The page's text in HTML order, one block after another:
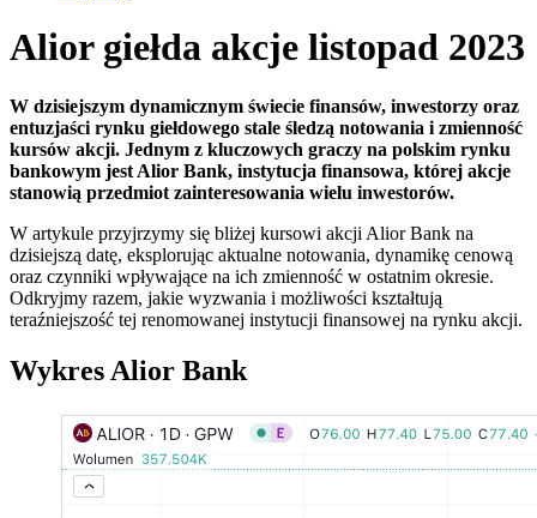
Alior giełda akcje listopad 2023
W dzisiejszym dynamicznym świecie finansów, inwestorzy oraz
entuzjaści rynku giełdowego stale śledzą notowania i zmienność
kursów akcji. Jednym z kluczowych graczy na polskim rynku
bankowym jest Alior Bank, instytucja finansowa, której akcje
stanowią przedmiot zainteresowania wielu inwestorów.
W artykule przyjrzymy się bliżej kursowi akcji Alior Bank na
dzisiejszą datę, eksplorując aktualne notowania, dynamikę cenową
oraz czynniki wpływające na ich zmienność w ostatnim okresie.
Odkryjmy razem, jakie wyzwania i możliwości kształtują
teraźniejszość tej renomowanej instytucji finansowej na rynku akcji.
Wykres Alior Bank